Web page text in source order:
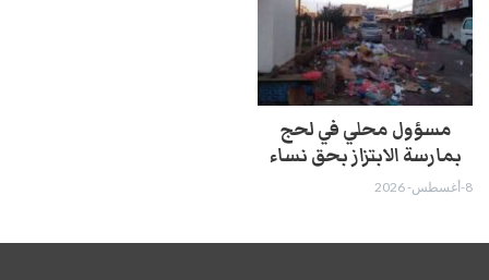
مسؤول محلي في لحج
بمارسة الابتزاز بحق نساء
8-أغسطس- 2026